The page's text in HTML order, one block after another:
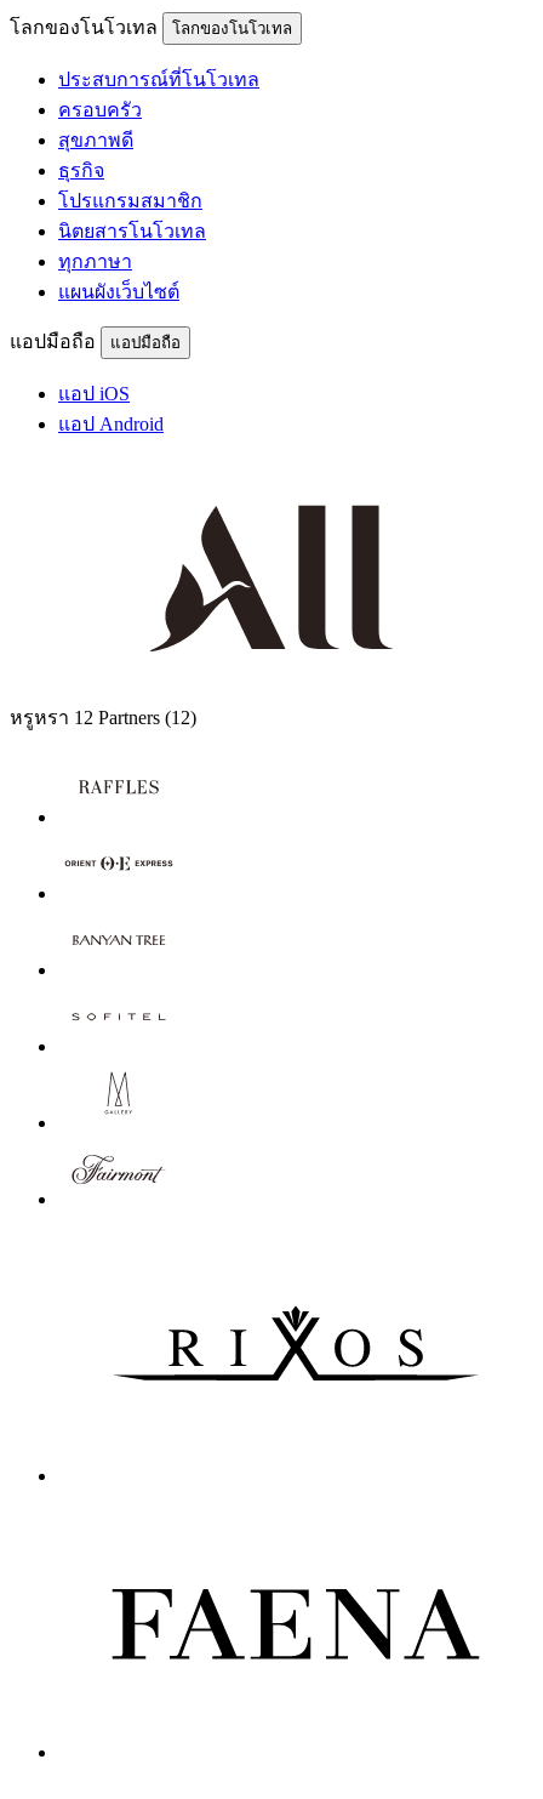
โลกของโนโวเทล โลกของโนโวเทล
ประสบการณ์ที่โนโวเทล
ครอบครัว
สุขภาพดี
ธุรกิจ
โปรแกรมสมาชิก
นิตยสารโนโวเทล
ทุกภาษา
แผนผังเว็บไซต์
แอปมือถือ แอปมือถือ
แอป iOS
แอป Android
หรูหรา 12 Partners (12)